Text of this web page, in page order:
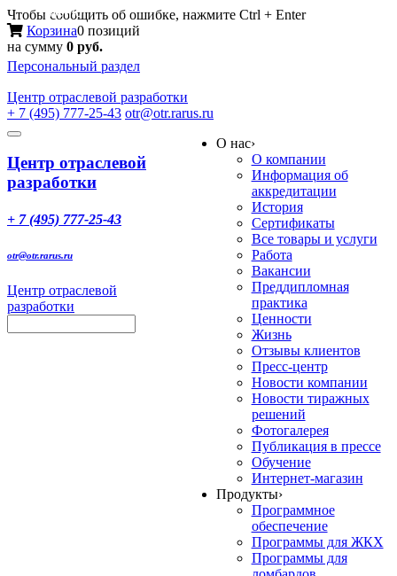
Чтобы сообщить об ошибке, нажмите Ctrl + Enter
Корзина0 позиций
на сумму 0 руб.
Персональный раздел
Центр отраслевой разработки
+ 7 (495) 777-25-43 otr@otr.rarus.ru
Toggle
Меню
Центр отраслевой
разработки
+ 7 (495) 777-25-43
otr@otr.rarus.ru
Центр отраслевой
разработки
О нас›
О компании
Информация об
аккредитации
История
Сертификаты
Все товары и услуги
Работа
Вакансии
Преддипломная
практика
Ценности
Жизнь
Отзывы клиентов
Пресс-центр
Новости компании
Новости тиражных
решений
Фотогалерея
Публикация в прессе
Обучение
Интернет-магазин
Продукты›
Программное
обеспечение
Программы для ЖКХ
Программы для